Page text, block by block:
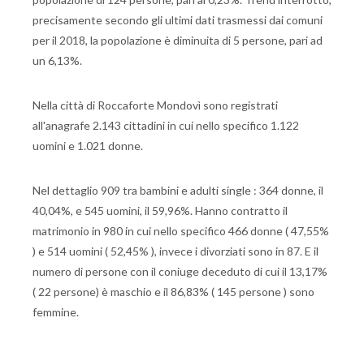
precisamente secondo gli ultimi dati trasmessi dai comuni
per il 2018, la popolazione è diminuita di 5 persone, pari ad
un 6,13%.
Nella città di Roccaforte Mondovì sono registrati
all'anagrafe 2.143 cittadini in cui nello specifico 1.122
uomini e 1.021 donne.
Nel dettaglio 909 tra bambini e adulti single : 364 donne, il
40,04%, e 545 uomini, il 59,96%. Hanno contratto il
matrimonio in 980 in cui nello specifico 466 donne ( 47,55%
) e 514 uomini ( 52,45% ), invece i divorziati sono in 87. E il
numero di persone con il coniuge deceduto di cui il 13,17%
( 22 persone) è maschio e il 86,83% ( 145 persone ) sono
femmine.